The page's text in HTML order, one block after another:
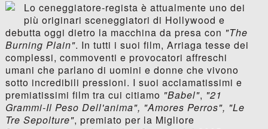
Lo ceneggiatore-regista è attualmente uno dei
più originari sceneggiatori di Hollywood e
debutta oggi dietro la macchina da presa con "The
Burning Plain". In tutti i suoi film, Arriaga tesse dei
complessi, commoventi e provocatori affreschi
umani che parlano di uomini e donne che vivono
sotto incredibili pressioni. I suoi acclamatissimi e
premiatissimi film tra cui citiamo "Babel", "21
Grammi-Il Peso Dell'anima", "Amores Perros", "Le
Tre Sepolture", premiato per la Migliore